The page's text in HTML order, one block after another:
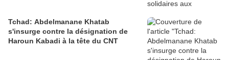
Tchad: Abdelmanane Khatab
s'insurge contre la désignation de
Haroun Kabadi à la tête du CNT